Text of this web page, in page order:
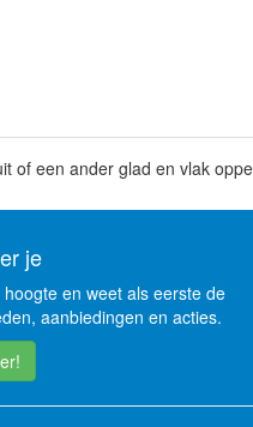
of een ander glad en vlak
je
hoogte en weet als eerste de
aanbiedingen en acties.